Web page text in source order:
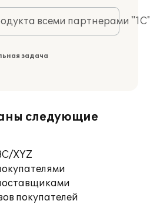
всеми партнерами
задача
следующие
XYZ
покупателей